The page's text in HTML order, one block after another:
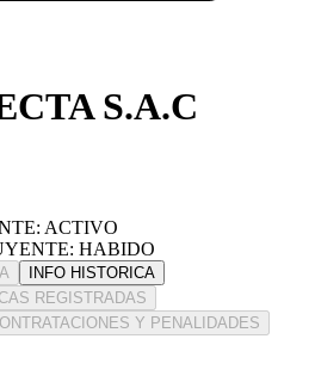
S.A.C
ACTIVO
HABIDO
INFO HISTORICA
REGISTRADAS
Y PENALIDADES